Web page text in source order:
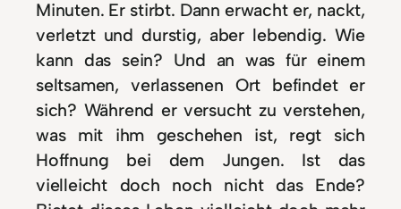
Minuten. Er stirbt. Dann erwacht er, nackt,
verletzt und durstig, aber lebendig. Wie
kann das sein? Und an was für einem
seltsamen, verlassenen Ort befindet er
sich? Während er versucht zu verstehen,
was mit ihm geschehen ist, regt sich
Hoffnung bei dem Jungen. Ist das
vielleicht doch noch nicht das Ende?